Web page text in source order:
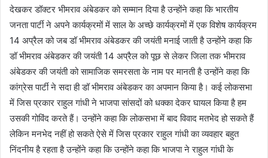
देखकर डॉक्टर भीमराव अंबेडकर को सम्मान दिया है उन्होंने कहा कि भारतीय
जनता पार्टी ने अपने कार्यक्रमों में साल के अच्छे कार्यक्रमों में एक विशेष कार्यक्रम
14 अप्रैल को जब डॉ भीमराव अंबेडकर की जयंती मनाई जाती है उन्होंने कहा कि
डॉ भीमराव अंबेडकर की जयंती 14 अप्रैल को पूछ से लेकर जिला तक भीमराव
अंबेडकर की जयंती को सामाजिक समरसता के नाम पर मानती है उन्होंने कहा कि
कांग्रेस पार्टी ने सदा ही डॉ भीमराव अंबेडकर का अपमान किया है। कई लोकसभा
में जिस प्रकार राहुल गांधी ने भाजपा सांसदों को धक्का देकर घायल किया है हम
उसकी गोविंद करते हैं। उन्होंने कहा कि लोकसभा में बाद विवाद मतभेद हो सकते हैं
लेकिन मनभेद नहीं हो सकते ऐसे में जिस प्रकार राहुल गांधी का व्यवहार बहुत
निंदनीय है रहता है उन्होंने कहा कि उन्होंने कहा कि भाजपा ने राहुल गांधी के